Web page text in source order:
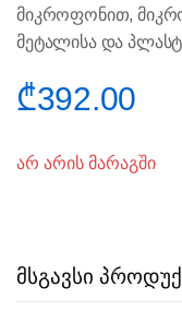
მიკროფონით,
მეტალისა და
₾392.00
არ არის მარაგში
მსგავსი